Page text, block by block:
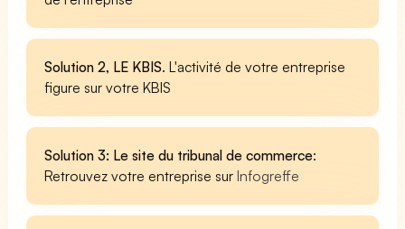
Solution 2, LE KBIS. L'activité de votre entreprise
figure sur votre KBIS
Solution 3: Le site du tribunal de commerce:
Retrouvez votre entreprise surInfogreffe